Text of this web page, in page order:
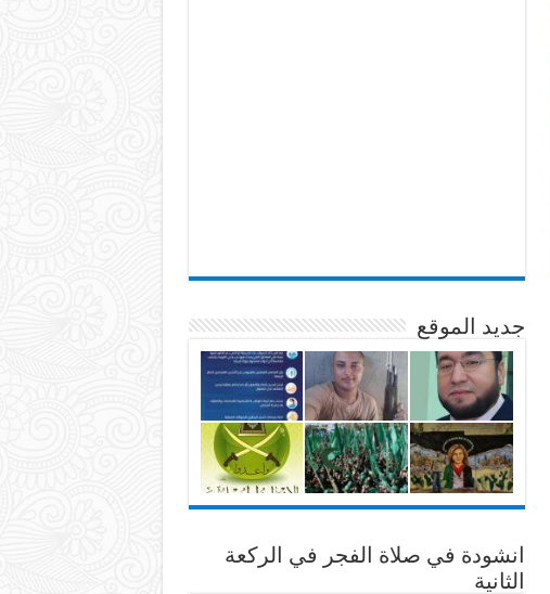
جديد الموقع
انشودة في صلاة الفجر في الركعة
الثانية